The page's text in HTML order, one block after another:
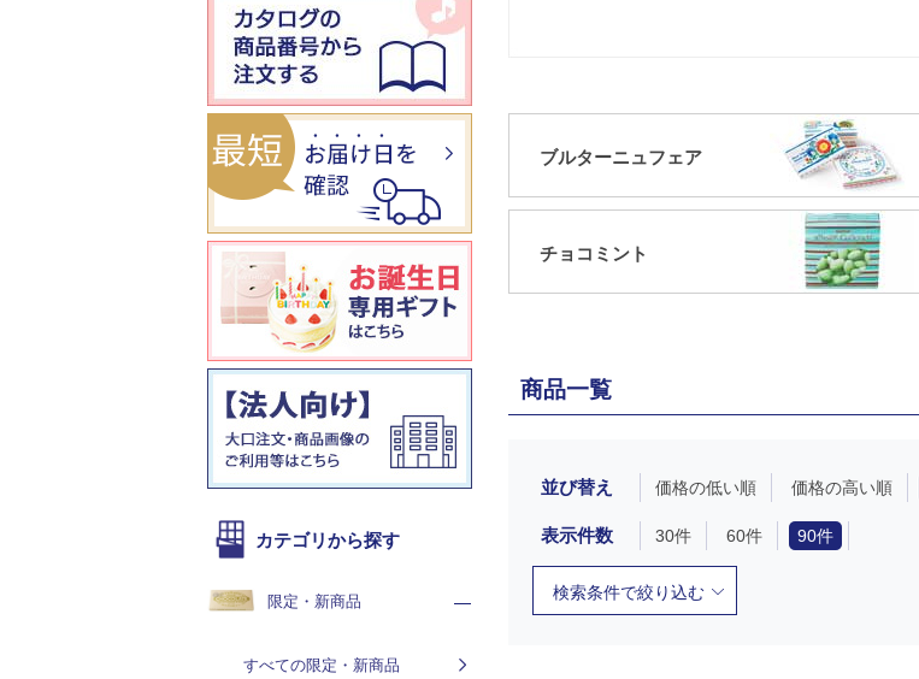
ブルターニュフェア
チョコミント
商品一覧
並び替え 価格の低い順 価格の高い順
表示件数 30件 60件 90件
検索条件で絞り込む
カテゴリから探す
限定・新商品
すべての限定・新商品